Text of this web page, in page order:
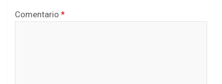
Comentario *